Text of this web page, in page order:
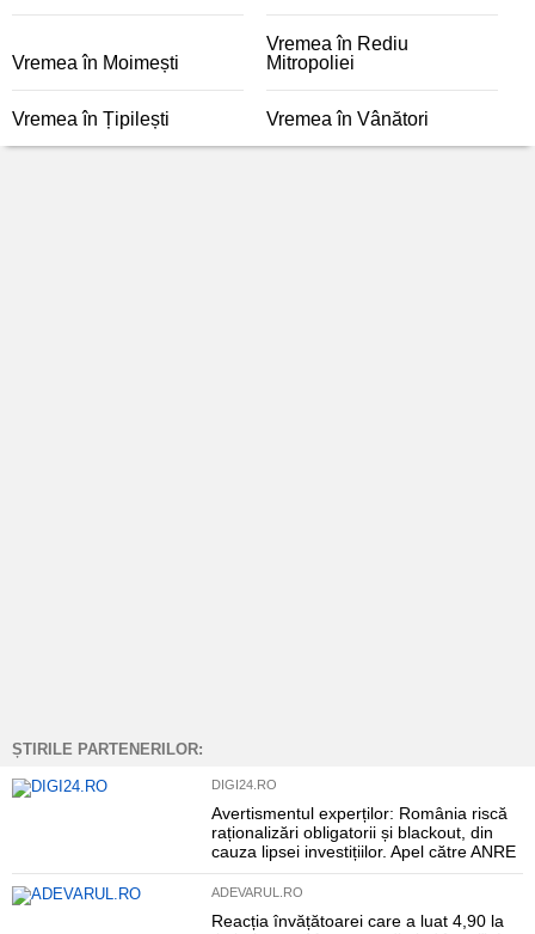
Vremea în Moimești
Vremea în Rediu
Mitropoliei
Vremea în Țipilești Vremea în Vânători
ȘTIRILE PARTENERILOR:
DIGI24.RO
Avertismentul experților: România riscă
raționalizări obligatorii și blackout, din
cauza lipsei investițiilor. Apel către ANRE
ADEVARUL.RO
Reacția învățătoarei care a luat 4,90 la